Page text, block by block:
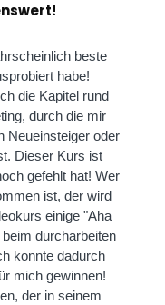
beste
habe!
die Kapitel rund
durch die mir
Neueinsteiger oder
Dieser Kurs ist
gefehlt hat! Wer
ist, der wird
einige "Aha
durcharbeiten
konnte dadurch
mich gewinnen!
der in seinem